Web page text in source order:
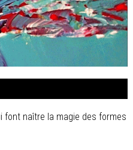
font naître la magie des formes